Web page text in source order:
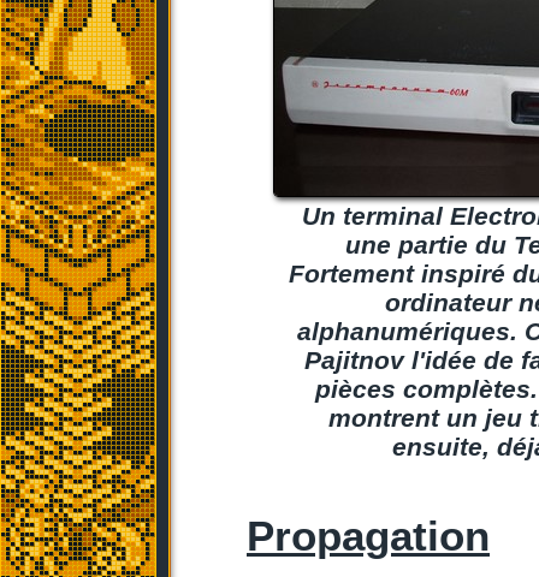
Un terminal
une partie du
Fortement inspiré
ordinateur
alphanumériques.
Pajitnov l'idée de
pièces
montrent un jeu
ensuite,
Propagation